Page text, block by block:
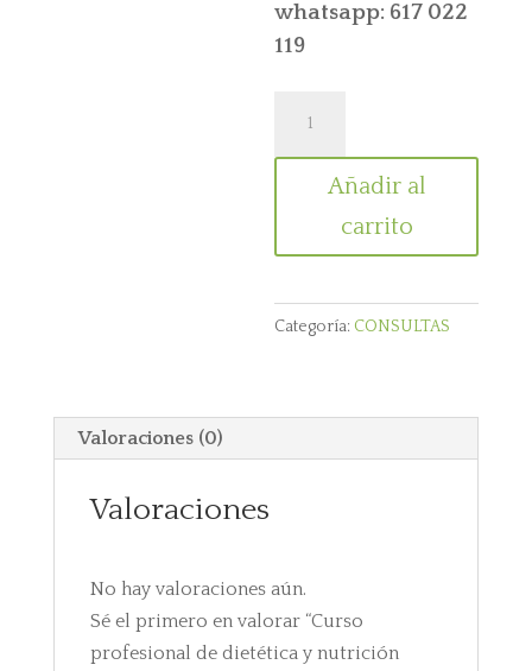
whatsapp: 617 022
119
online
cantidad
Añadir al
carrito
Categoría: CONSULTAS
Valoraciones (0)
Valoraciones
No hay valoraciones aún.
Sé el primero en valorar “Curso
profesional de dietética y nutrición